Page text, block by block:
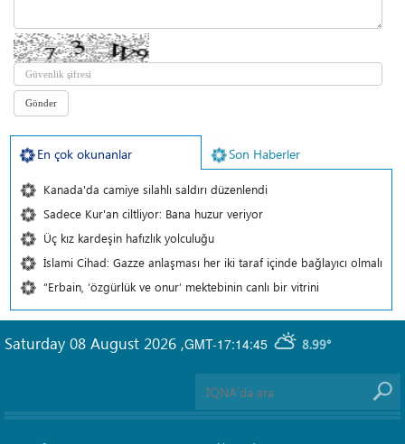
En çok okunanlar Son Haberler
Kanada'da camiye silahlı saldırı düzenlendi
Sadece Kur'an ciltliyor: Bana huzur veriyor
Üç kız kardeşin hafızlık yolculuğu
İslami Cihad: Gazze anlaşması her iki taraf içinde bağlayıcı olmalı
“Erbain, ‘özgürlük ve onur’ mektebinin canlı bir vitrini
GMT-17:14:45 8.99°
Saturday 08 August 2026 ,